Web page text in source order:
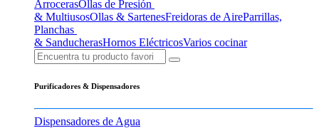
ArrocerasOllas de Presión
& MultiusosOllas & SartenesFreidoras de AireParrillas,
Planchas
& SanducherasHornos EléctricosVarios cocinar
Purificadores & Dispensadores
Dispensadores de Agua